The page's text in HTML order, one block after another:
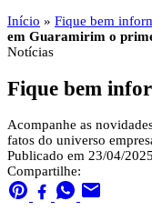
Início » Fique bem
em Guaramirim o
Notícias
Fique bem
Acompanhe as
fatos do universo
Publicado em 23/04/2025
Compartilhe: